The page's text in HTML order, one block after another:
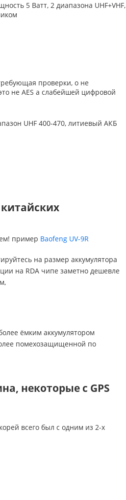
5 Ватт, 2 диапазона UHF+VHF,
проверки, о не
не AES а слабейшей цифровой
UHF 400-470, литиевый АКБ
пример Baofeng UV-9R
на размер аккумулятора
на RDA чипе заметно дешевле
ёмким аккумулятором
помехозащищенной по
некоторые с GPS
всего был с одним из 2-х